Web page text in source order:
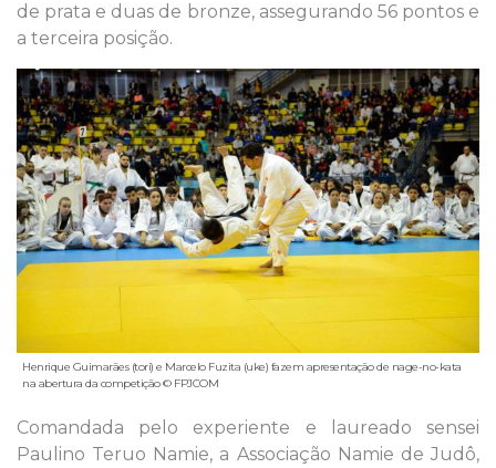
de prata e duas de bronze, assegurando 56 pontos e
a terceira posição.
Henrique Guimarães (tori) e Marcelo Fuzita (uke) fazem apresentação de nage-no-kata
na abertura da competição © FPJCOM
Comandada pelo experiente e laureado sensei
Paulino Teruo Namie, a Associação Namie de Judô,